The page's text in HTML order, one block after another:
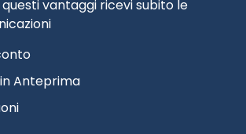
vantaggi ricevi subito le
Anteprima